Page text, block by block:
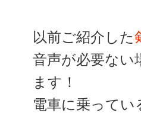
以前ご紹介した
音声が必要ない
ます！
電車に乗ってい